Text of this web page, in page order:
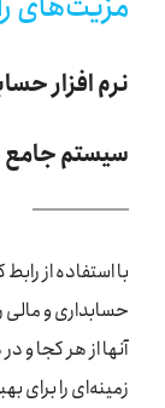
نرم افزار
سیستم جامع
با استفاده از
حسابداری و مالی
آنها از هر کجا و
زمینه‌ای را برای